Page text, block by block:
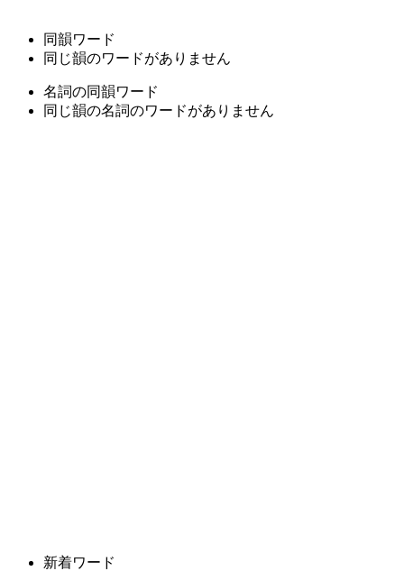
同韻ワード
同じ韻のワードがありません
名詞の同韻ワード
同じ韻の名詞のワードがありません
新着ワード